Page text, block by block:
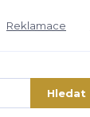
Reklamace
Hledat